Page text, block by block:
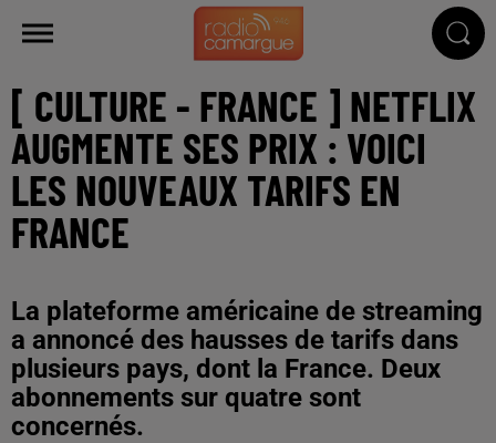
[ CULTURE - FRANCE ] NETFLIX
AUGMENTE SES PRIX : VOICI
LES NOUVEAUX TARIFS EN
FRANCE
La plateforme américaine de streaming
a annoncé des hausses de tarifs dans
plusieurs pays, dont la France. Deux
abonnements sur quatre sont
concernés.